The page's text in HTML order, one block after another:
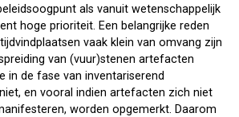
als vanuit wetenschappelijk
hoge prioriteit. Een belangrijke reden
vaak klein van omvang zijn
van (vuur)stenen artefacten
in de fase van inventariserend
en vooral indien artefacten zich niet
worden opgemerkt. Daarom